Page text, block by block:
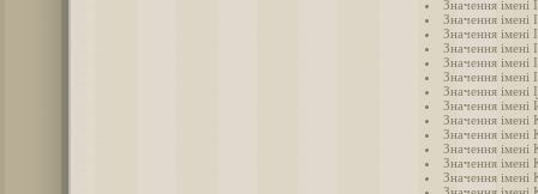
Значення імені
Значення імені
Значення імені
Значення імені
Значення імені
Значення імені
Значення імені
Значення імені
Значення імені
Значення імені
Значення імені
Значення імені
Значення імені